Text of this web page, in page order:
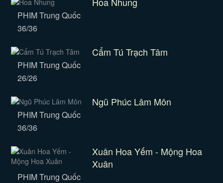
PHIM Trung Quốc
36/36
Cẩm Tú Trạch Tâm
PHIM Trung Quốc
26/26
Ngũ Phúc Lâm Môn
PHIM Trung Quốc
36/36
Xuân Hoa Yếm - Mộng Hoa
Xuân
PHIM Trung Quốc